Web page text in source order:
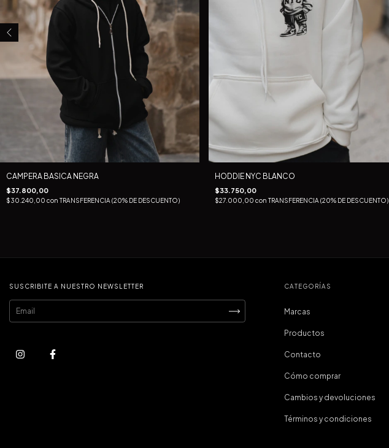
CAMPERA BASICA NEGRA
$37.800,00
$30.240,00 con TRANSFERENCIA (20% DE DESCUENTO)
HODDIE NYC BLANCO
$33.750,00
$27.000,00 con TRANSFERENCIA (20% DE DESCUENTO)
SUSCRIBITE A NUESTRO NEWSLETTER CATEGORÍAS
Marcas
Productos
Contacto
Cómo comprar
Cambios y devoluciones
Términos y condiciones